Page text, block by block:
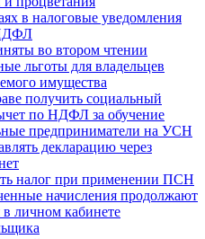
в налоговые уведомления
во втором чтении
льготы для владельцев
имущества
получить социальный
по НДФЛ за обучение
предприниматели на УСН
декларацию через
налог при применении ПСН
начисления продолжают
в личном кабинете